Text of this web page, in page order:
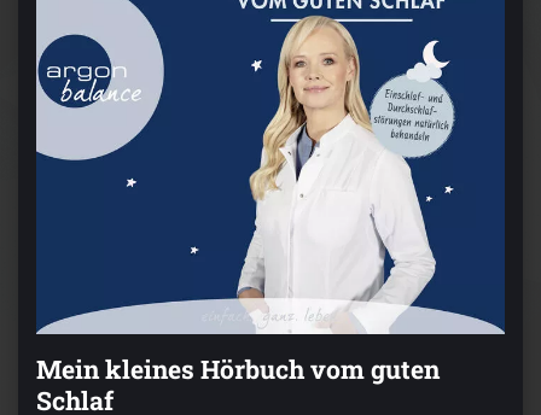
Mein kleines Hörbuch vom guten
Schlaf